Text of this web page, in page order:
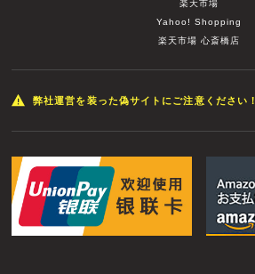
楽天市場
Yahoo! Shopping
楽天市場 心斎橋店
弊社運営を装った偽サイトにご注意ください！